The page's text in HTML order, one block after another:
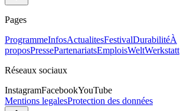
Pages
ProgrammeInfosActualitesFestivalDurabilitéÀ
proposPressePartenariatsEmploisWeltWerkstatt
Réseaux sociaux
InstagramFacebookYouTube
Mentions legalesProtection des données